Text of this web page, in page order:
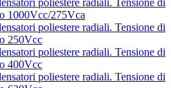
poliestere radiali. Tensione di
1000Vcc/275Vca
poliestere radiali. Tensione di
250Vcc
poliestere radiali. Tensione di
400Vcc
poliestere radiali. Tensione di